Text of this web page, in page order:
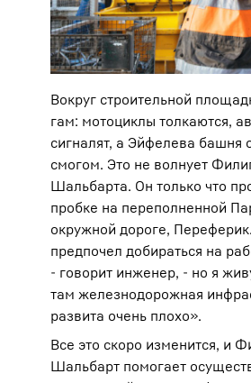
Вокруг строительной
гам: мотоциклы толкаются,
сигналят, а Эйфелева башня
смогом. Это не волнует
Шальбарта. Он только что
пробке на переполненной
окружной дороге,
предпочел добираться на
- говорит инженер, - но я
там железнодорожная
развита очень плохо».
Все это скоро изменится, и
Шальбарт помогает